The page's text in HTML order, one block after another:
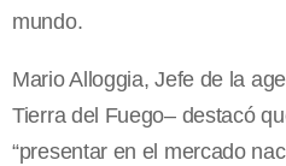
mundo.
Mario Alloggia, Jefe de la
Tierra del Fuego– destacó
“presentar en el mercado